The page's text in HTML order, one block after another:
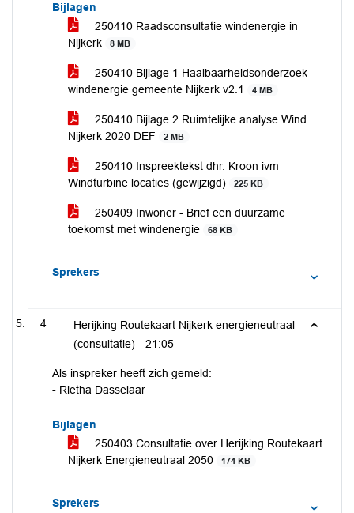
Bijlagen
250410 Raadsconsultatie windenergie in
Nijkerk
8 MB
250410 Bijlage 1 Haalbaarheidsonderzoek
windenergie gemeente Nijkerk v2.1
4 MB
250410 Bijlage 2 Ruimtelijke analyse Wind
Nijkerk 2020 DEF
2 MB
250410 Inspreektekst dhr. Kroon ivm
Windturbine locaties (gewijzigd)
225 KB
250409 Inwoner - Brief een duurzame
toekomst met windenergie
68 KB
Sprekers
4
Herijking Routekaart Nijkerk energieneutraal
(consultatie) - 21:05
Als inspreker heeft zich gemeld:
- Rietha Dasselaar
Bijlagen
250403 Consultatie over Herijking Routekaart
Nijkerk Energieneutraal 2050
174 KB
Sprekers